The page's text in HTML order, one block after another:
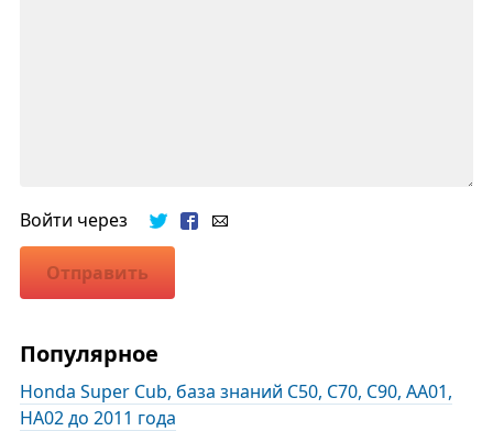
Войти через
Отправить
Популярное
Honda Super Cub, база знаний C50, C70, C90, AA01,
HA02 до 2011 года